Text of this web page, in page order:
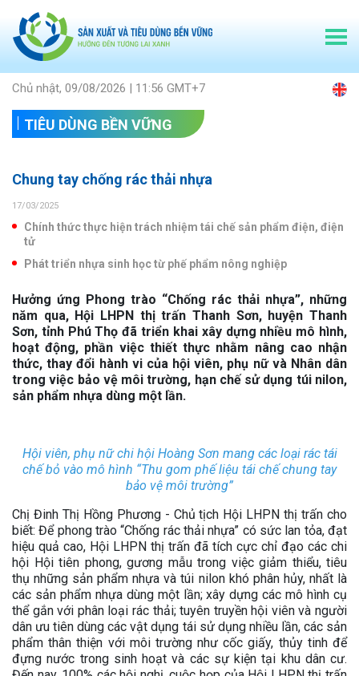
Chủ nhật, 09/08/2026 | 11:56 GMT+7
TIÊU DÙNG BỀN VỮNG
Chung tay chống rác thải nhựa
17/03/2025
Chính thức thực hiện trách nhiệm tái chế sản phẩm điện, điện
tử
Phát triển nhựa sinh học từ phế phẩm nông nghiệp
Hưởng ứng Phong trào “Chống rác thải nhựa”, những
năm qua, Hội LHPN thị trấn Thanh Sơn, huyện Thanh
Sơn, tỉnh Phú Thọ đã triển khai xây dựng nhiều mô hình,
hoạt động, phần việc thiết thực nhằm nâng cao nhận
thức, thay đổi hành vi của hội viên, phụ nữ và Nhân dân
trong việc bảo vệ môi trường, hạn chế sử dụng túi nilon,
sản phẩm nhựa dùng một lần.
Hội viên, phụ nữ chi hội Hoàng Sơn mang các loại rác tái
chế bỏ vào mô hình “Thu gom phế liệu tái chế chung tay
bảo vệ môi trường”
Chị Đinh Thị Hồng Phương - Chủ tịch Hội LHPN thị trấn cho
biết: Để phong trào “Chống rác thải nhựa” có sức lan tỏa, đạt
hiệu quả cao, Hội LHPN thị trấn đã tích cực chỉ đạo các chi
hội Hội tiên phong, gương mẫu trong việc giảm thiểu, tiêu
thụ những sản phẩm nhựa và túi nilon khó phân hủy, nhất là
các sản phẩm nhựa dùng một lần; xây dựng các mô hình cụ
thể gắn với phân loại rác thải; tuyên truyền hội viên và người
dân ưu tiên dùng các vật dụng tái sử dụng nhiều lần, các sản
phẩm thân thiện với môi trường như cốc giấy, thủy tinh để
đựng nước trong sinh hoạt và các sự kiện tại khu dân cư.